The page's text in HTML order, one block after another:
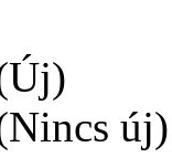
új)